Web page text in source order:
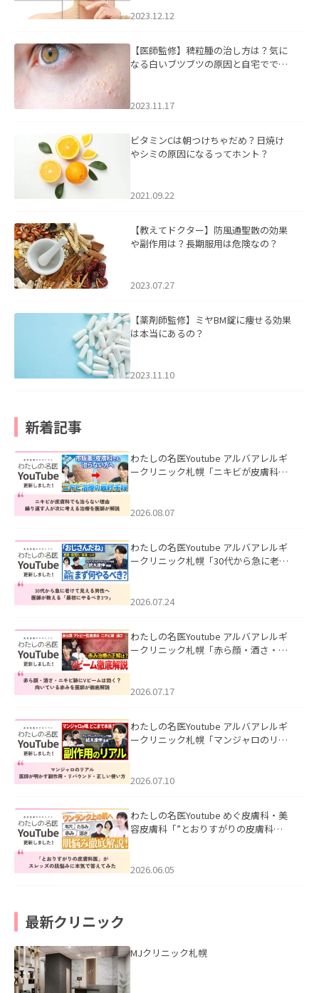
2023.12.12
【医師監修】稗粒腫の治し方は？気に
なる白いブツブツの原因と自宅ででき
2023.11.17
ビタミンCは朝つけちゃだめ？日焼け
やシミの原因になるってホント？
2021.09.22
【教えてドクター】防風通聖散の効果
や副作用は？長期服用は危険なの？
2023.07.27
【薬剤師監修】ミヤBM錠に痩せる効果
は本当にあるの？
2023.11.10
新着記事
わたしの名医Youtube アルバアレルギ
ークリニック札幌「ニキビが皮膚科で
ました。
2026.08.07
わたしの名医Youtube アルバアレルギ
ークリニック札幌「30代から急に老け
た。
2026.07.24
わたしの名医Youtube アルバアレルギ
ークリニック札幌「赤ら顔・酒さ・ニ
した。
2026.07.17
わたしの名医Youtube アルバアレルギ
ークリニック札幌「マンジャロのリア
た。
2026.07.10
わたしの名医Youtube めぐ皮膚科・美
容皮膚科「”とおりすがりの皮膚科
2026.06.05
最新クリニック
MJクリニック札幌